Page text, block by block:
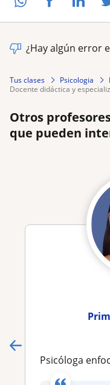
¿Hay algún error
Tus clases Psicologia
docente didáctica y
Otros
que pueden
Psicóloga enfocada en el desarrollo